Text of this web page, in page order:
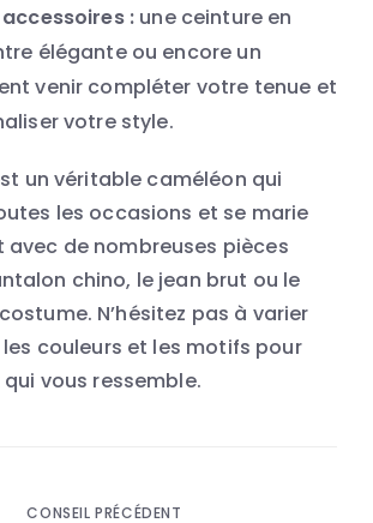
: une ceinture en
élégante ou encore un
venir compléter votre tenue et
votre style.
un véritable caméléon qui
les occasions et se marie
de nombreuses pièces
chino, le jean brut ou le
N’hésitez pas à varier
couleurs et les motifs pour
vous ressemble.
CONSEIL PRÉCÉDENT